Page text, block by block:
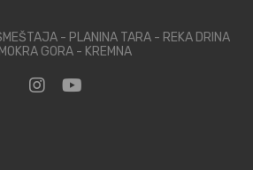
- PLANINA TARA - REKA DRINA
GORA - KREMNA